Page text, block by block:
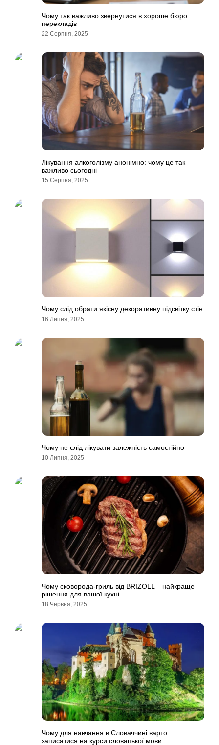
Чому так важливо звернутися в хороше бюро
перекладів
22 Серпня, 2025
Лікування алкоголізму анонімно: чому це так
важливо сьогодні
15 Серпня, 2025
Чому слід обрати якісну декоративну підсвітку стін
16 Липня, 2025
Чому не слід лікувати залежність самостійно
10 Липня, 2025
Чому сковорода-гриль від BRIZOLL – найкраще
рішення для вашої кухні
18 Червня, 2025
Чому для навчання в Словаччині варто
записатися на курси словацької мови